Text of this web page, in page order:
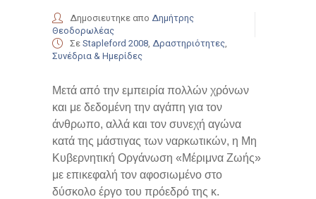
Δημοσιευτηκε απο Δημήτρης
Θεοδορωλέας
Σε Stapleford 2008, Δραστηριότητες,
Συνέδρια & Ημερίδες
Μετά από την εμπειρία πολλών χρόνων
και με δεδομένη την αγάπη για τον
άνθρωπο, αλλά και τον συνεχή αγώνα
κατά της μάστιγας των ναρκωτικών, η Μη
Κυβερνητική Οργάνωση «Μέριμνα Zωής»
με επικεφαλή τον αφοσιωμένο στο
δύσκολο έργο του πρόεδρό της κ.